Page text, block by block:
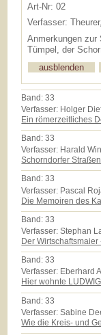
Art-Nr: 02
Verfasser:
Anmerkungen zur
Tümpel, der
Band:33
Verfasser: Holger
Ein römerzeitliches
Band:33
Verfasser: Harald
Schorndorfer
Band:33
Verfasser: Pascal
Die Memoiren des
Band:33
Verfasser: Stephan
Der
Band:33
Verfasser: Eberhard
Hier wohnte
Band:33
Verfasser: Sabine
Wie die Kreis- und